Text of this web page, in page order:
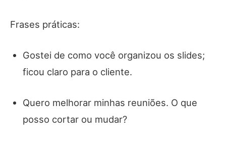
Frases práticas:
Gostei de como você organizou os slides;
ficou claro para o cliente.
Quero melhorar minhas reuniões. O que
posso cortar ou mudar?